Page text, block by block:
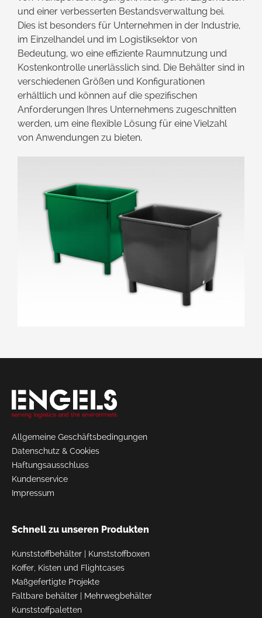
und einer verbesserten Bestandsverwaltung bei.
Dies ist besonders für Unternehmen in der Industrie,
im Einzelhandel und im Logistiksektor von
Bedeutung, wo eine effiziente Raumnutzung und
Kostenkontrolle unerlässlich sind. Die Behälter sind in
verschiedenen Größen und Konfigurationen
erhältlich und können auf die spezifischen
Anforderungen Ihres Unternehmens zugeschnitten
werden, um eine flexible Lösung für eine Vielzahl
von Anwendungen zu bieten.
Allgemeine Geschäftsbedingungen
Datenschutz & Cookies
Haftungsausschluss
Kundenservice
Impressum
Schnell zu unseren Produkten
Kunststoffbehälter | Kunststoffboxen
Koffer, Kisten und Flightcases
Maßgefertigte Projekte
Faltbare behälter | Mehrwegbehälter
Kunststoffpaletten